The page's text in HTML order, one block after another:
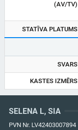
(AV/TV)
STATĪVA PLATUMS
SVARS
KASTES IZMĒRS
SELENA L, SIA
PVN Nr. LV42403007894